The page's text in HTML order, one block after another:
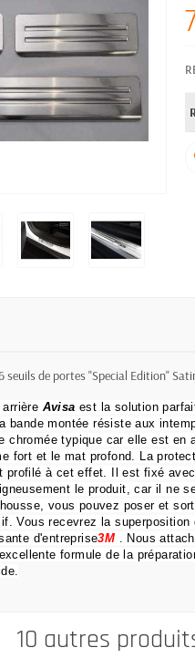
seuils de portes "Special Edition"
Avisa est la solution
bande montée résiste aux
chromée typique car elle est
fort et le mat profond. La
profilé à cet effet.
Il est fixé
le produit, car il ne
vous pouvez poser et
Vous recevrez la
d'entreprise3M . Nous
formule de la
10 autres